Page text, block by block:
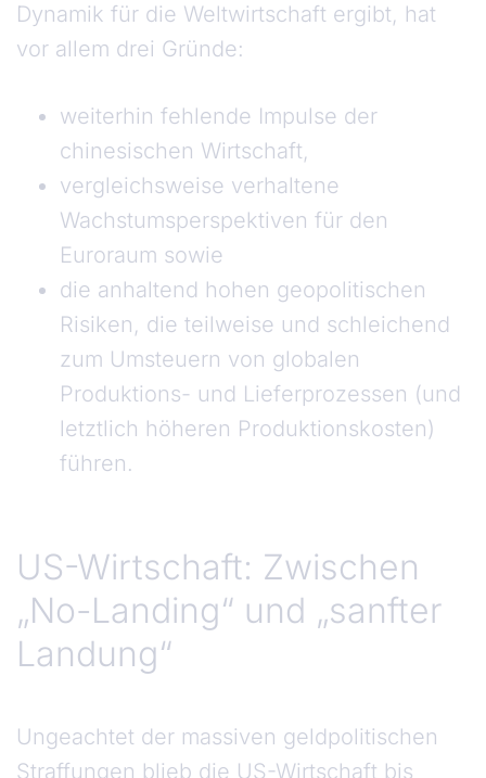
Dynamik für die Weltwirtschaft ergibt, hat
vor allem drei Gründe:
weiterhin fehlende Impulse der
chinesischen Wirtschaft,
vergleichsweise verhaltene
Wachstumsperspektiven für den
Euroraum sowie
die anhaltend hohen geopolitischen
Risiken, die teilweise und schleichend
zum Umsteuern von globalen
Produktions- und Lieferprozessen (und
letztlich höheren Produktionskosten)
führen.
US-Wirtschaft: Zwischen
„No-Landing“ und „sanfter
Landung“
Ungeachtet der massiven geldpolitischen
Straffungen blieb die US-Wirtschaft bis